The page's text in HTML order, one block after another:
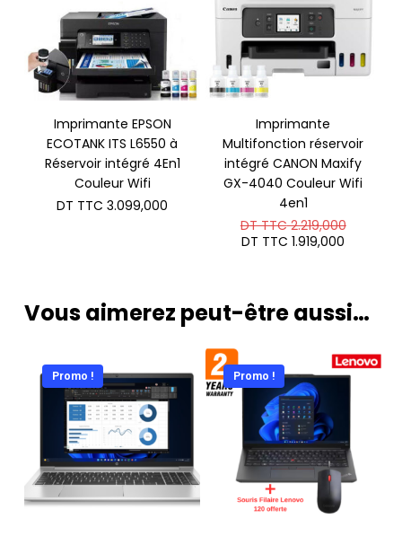
Imprimante EPSON
ECOTANK ITS L6550 à
Réservoir intégré 4En1
Couleur Wifi
DT TTC 3.099,000
Imprimante
Multifonction réservoir
intégré CANON Maxify
GX-4040 Couleur Wifi
4en1
DT TTC2.219,000Le
DT TTC 1.919,000
DT
TTC
Vous aimerez peut-être aussi…
Promo ! Promo !